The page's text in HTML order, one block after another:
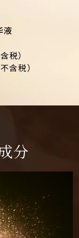
液
税）
含税）
分